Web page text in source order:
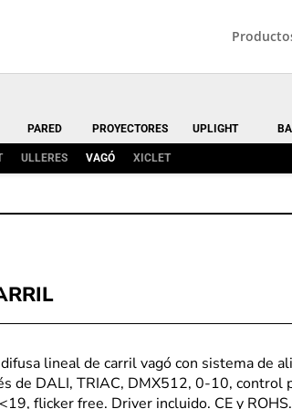
ULLERES VAGÓ XICLET
PARED PROYECTORES UPLIGHT
lineal de carril vagó con sistema de
de DALI, TRIAC, DMX512, 0-10, control
flicker free. Driver incluido. CE y